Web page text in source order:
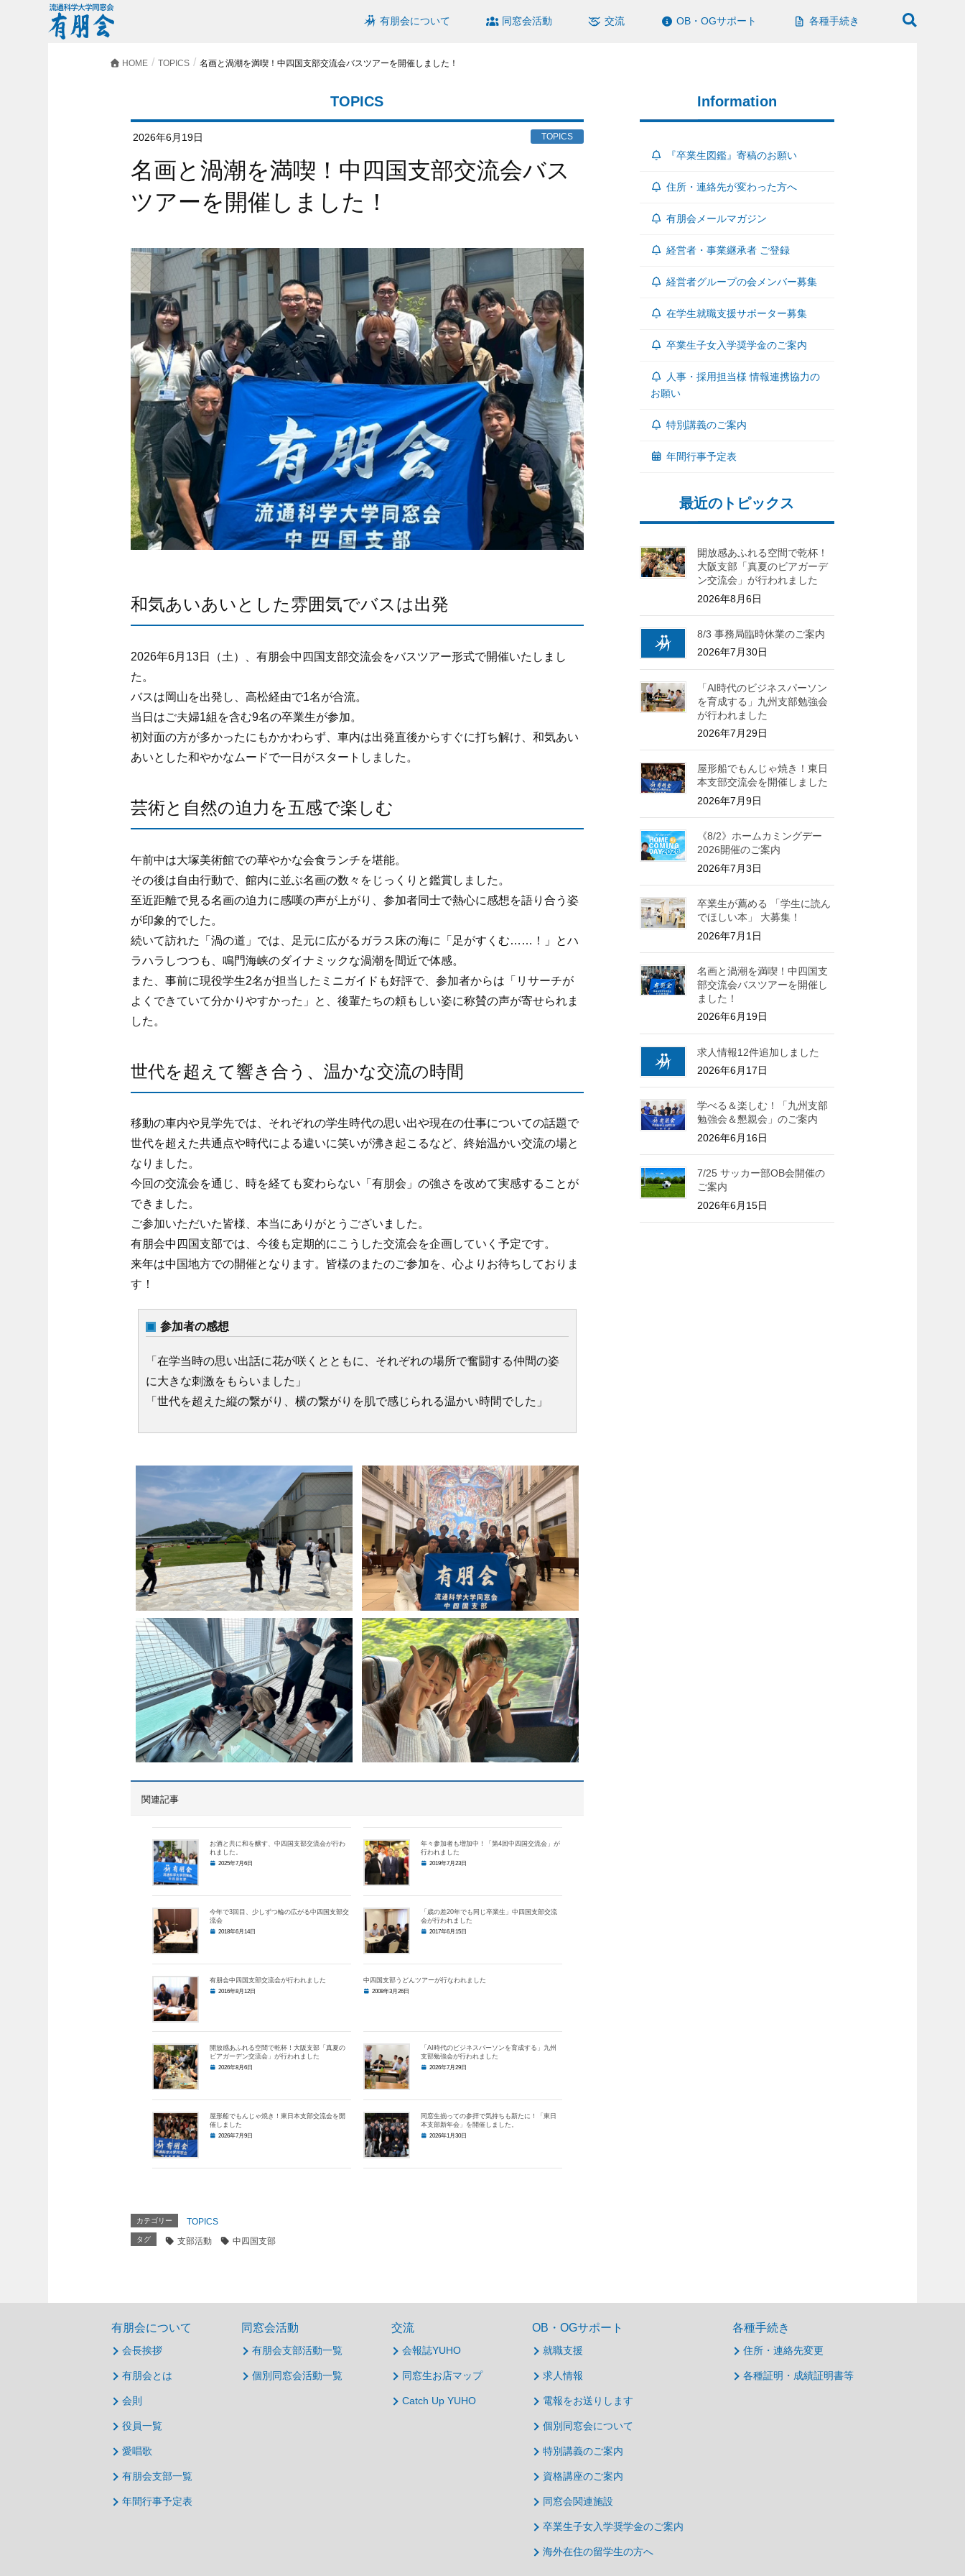
有朋会について 同窓会活動 交流 OB・OGサポート 各種手続き
HOME TOPICS 名画と渦潮を満喫！中四国支部交流会バスツアーを開催しました！
TOPICS
2026年6月19日 TOPICS
名画と渦潮を満喫！中四国支部交流会バス
ツアーを開催しました！
和気あいあいとした雰囲気でバスは出発
2026年6月13日（土）、有朋会中四国支部交流会をバスツアー形式で開催いたしまし
た。
バスは岡山を出発し、高松経由で1名が合流。
当日はご夫婦1組を含む9名の卒業生が参加。
初対面の方が多かったにもかかわらず、車内は出発直後からすぐに打ち解け、和気あい
あいとした和やかなムードで一日がスタートしました。
芸術と自然の迫力を五感で楽しむ
午前中は大塚美術館での華やかな会食ランチを堪能。
その後は自由行動で、館内に並ぶ名画の数々をじっくりと鑑賞しました。
至近距離で見る名画の迫力に感嘆の声が上がり、参加者同士で熱心に感想を語り合う姿
が印象的でした。
続いて訪れた「渦の道」では、足元に広がるガラス床の海に「足がすくむ……！」とハ
ラハラしつつも、鳴門海峡のダイナミックな渦潮を間近で体感。
また、事前に現役学生2名が担当したミニガイドも好評で、参加者からは「リサーチが
よくできていて分かりやすかった」と、後輩たちの頼もしい姿に称賛の声が寄せられま
した。
世代を超えて響き合う、温かな交流の時間
移動の車内や見学先では、それぞれの学生時代の思い出や現在の仕事についての話題で
世代を超えた共通点や時代による違いに笑いが沸き起こるなど、終始温かい交流の場と
なりました。
今回の交流会を通じ、時を経ても変わらない「有朋会」の強さを改めて実感することが
できました。
ご参加いただいた皆様、本当にありがとうございました。
有朋会中四国支部では、今後も定期的にこうした交流会を企画していく予定です。
来年は中国地方での開催となります。皆様のまたのご参加を、心よりお待ちしておりま
す！
参加者の感想
「在学当時の思い出話に花が咲くとともに、それぞれの場所で奮闘する仲間の姿
に大きな刺激をもらいました」
「世代を超えた縦の繋がり、横の繋がりを肌で感じられる温かい時間でした」
関連記事
お酒と共に和を醸す、中四国支部交流会が行わ
れました。
2025年7月6日
年々参加者も増加中！「第4回中四国交流会」が
行われました
2019年7月23日
今年で3回目、少しずつ輪の広がる中四国支部交
流会
2018年6月14日
「歳の差20年でも同じ卒業生」中四国支部交流
会が行われました
2017年6月15日
有朋会中四国支部交流会が行われました
2016年8月12日
中四国支部うどんツアーが行なわれました
2008年3月26日
開放感あふれる空間で乾杯！大阪支部「真夏の
ビアガーデン交流会」が行われました
2026年8月6日
「AI時代のビジネスパーソンを育成する」九州
支部勉強会が行われました
2026年7月29日
屋形船でもんじゃ焼き！東日本支部交流会を開
催しました
2026年7月9日
同窓生揃っての参拝で気持ちも新たに！「東日
本支部新年会」を開催しました。
2026年1月30日
カテゴリー TOPICS
タグ 支部活動 中四国支部
Information
『卒業生図鑑』寄稿のお願い
住所・連絡先が変わった方へ
有朋会メールマガジン
経営者・事業継承者 ご登録
経営者グループの会メンバー募集
在学生就職支援サポーター募集
卒業生子女入学奨学金のご案内
人事・採用担当様 情報連携協力の
お願い
特別講義のご案内
年間行事予定表
最近のトピックス
開放感あふれる空間で乾杯！
大阪支部「真夏のビアガーデ
ン交流会」が行われました
2026年8月6日
8/3 事務局臨時休業のご案内
2026年7月30日
「AI時代のビジネスパーソン
を育成する」九州支部勉強会
が行われました
2026年7月29日
屋形船でもんじゃ焼き！東日
本支部交流会を開催しました
2026年7月9日
《8/2》ホームカミングデー
2026開催のご案内
2026年7月3日
卒業生が薦める 「学生に読ん
でほしい本」 大募集！
2026年7月1日
名画と渦潮を満喫！中四国支
部交流会バスツアーを開催し
ました！
2026年6月19日
求人情報12件追加しました
2026年6月17日
学べる＆楽しむ！「九州支部
勉強会＆懇親会」のご案内
2026年6月16日
7/25 サッカー部OB会開催の
ご案内
2026年6月15日
有朋会について
会長挨拶
有朋会とは
会則
役員一覧
愛唱歌
有朋会支部一覧
年間行事予定表
同窓会活動
有朋会支部活動一覧
個別同窓会活動一覧
交流
会報誌YUHO
同窓生お店マップ
Catch Up YUHO
OB・OGサポート
就職支援
求人情報
電報をお送りします
個別同窓会について
特別講義のご案内
資格講座のご案内
同窓会関連施設
卒業生子女入学奨学金のご案内
海外在住の留学生の方へ
各種手続き
住所・連絡先変更
各種証明・成績証明書等